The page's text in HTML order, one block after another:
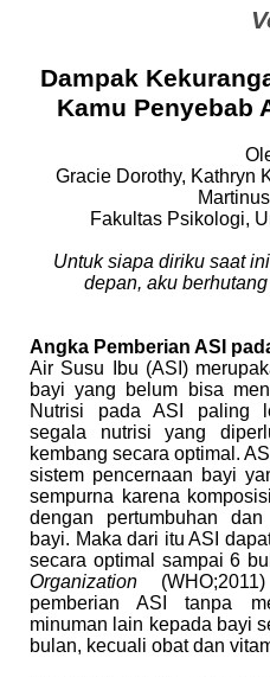
Dampak
Kamu Penyebab
Gracie Dorothy, Kathryn
Fakultas Psikologi,
Untuk siapa diriku saat
depan, aku
Angka Pemberian ASI
Air Susu Ibu (ASI)
bayi yang belum bisa
Nutrisi pada ASI paling
segala nutrisi yang
kembang secara optimal.
sistem pencernaan bayi
sempurna karena
dengan pertumbuhan
bayi. Maka dari itu ASI
secara optimal sampai 6
Organization
pemberian ASI tanpa
minuman lain kepada bayi
bulan, kecuali obat dan